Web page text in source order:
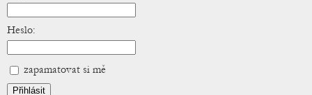
Heslo:
zapamatovat si mě